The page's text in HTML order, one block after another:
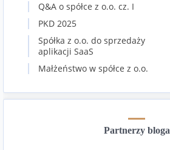
Q&A o spółce z o.o. cz. I
PKD 2025
Spółka z o.o. do sprzedaży
aplikacji SaaS
Małżeństwo w spółce z o.o.
Partnerzy bloga